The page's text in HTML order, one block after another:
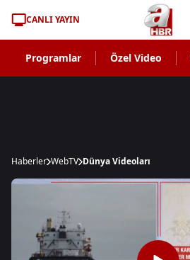
CANLI YAYIN
Programlar Özel Video
Haberler WebTV Dünya Videoları